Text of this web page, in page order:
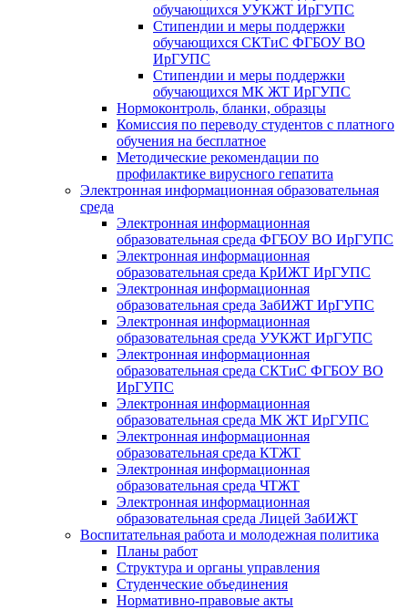
обучающихся УУКЖТ ИрГУПС
Стипендии и меры поддержки
обучающихся СКТиС ФГБОУ ВО
ИрГУПС
Стипендии и меры поддержки
обучающихся МК ЖТ ИрГУПС
Нормоконтроль, бланки, образцы
Комиссия по переводу студентов с платного
обучения на бесплатное
Методические рекомендации по
профилактике вирусного гепатита
Электронная информационная образовательная
среда
Электронная информационная
образовательная среда ФГБОУ ВО ИрГУПС
Электронная информационная
образовательная среда КрИЖТ ИрГУПС
Электронная информационная
образовательная среда ЗабИЖТ ИрГУПС
Электронная информационная
образовательная среда УУКЖТ ИрГУПС
Электронная информационная
образовательная среда СКТиС ФГБОУ ВО
ИрГУПС
Электронная информационная
образовательная среда МК ЖТ ИрГУПС
Электронная информационная
образовательная среда КТЖТ
Электронная информационная
образовательная среда ЧТЖТ
Электронная информационная
образовательная среда Лицей ЗабИЖТ
Воспитательная работа и молодежная политика
Планы работ
Структура и органы управления
Студенческие объединения
Нормативно-правовые акты